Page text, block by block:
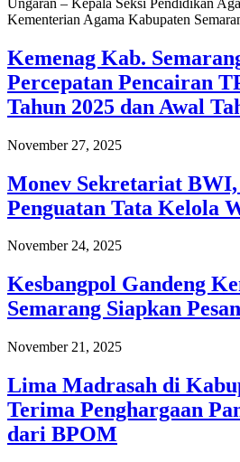
Kementerian Agama Kabupaten
Kemenag Kab.
Percepatan Pencairan
Tahun 2025 dan Awal
November 27, 2025
Monev Sekretariat
Penguatan Tata Kelola
November 24, 2025
Kesbangpol Gandeng
Semarang Siapkan
November 21, 2025
Lima Madrasah di
Terima Penghargaan
dari BPOM